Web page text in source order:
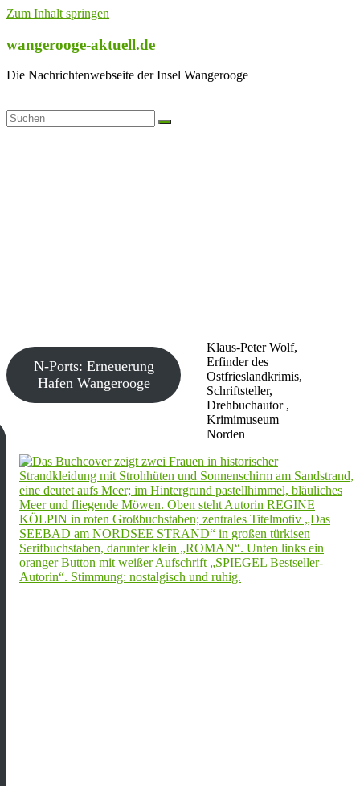
Zum Inhalt springen
wangerooge-aktuell.de
Die Nachrichtenwebseite der Insel Wangerooge
Klaus-Peter Wolf,
Erfinder des
Ostfrieslandkrimis,
Schriftsteller,
Drehbuchautor ,
Krimimuseum
Norden
N-Ports: Erneuerung
Hafen Wangerooge